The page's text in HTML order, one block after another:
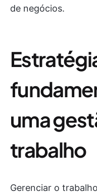
de negócios.
uma
trabalho
Gerenciar o